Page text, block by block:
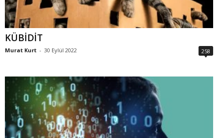
KÜBİDİT
Murat Kurt - 30 Eylül 2022 258